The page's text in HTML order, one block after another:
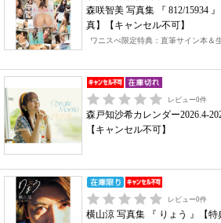
森咲智美 写真集 『 812/15934
真】【キャンセル不可】
ワニスぺ限定特典：直筆サイン本＆
レビュー0件
森戸知沙希カレンダー2026.4-
【キャンセル不可】
レビュー0件
横山涼 写真集 『 りょう 』【特